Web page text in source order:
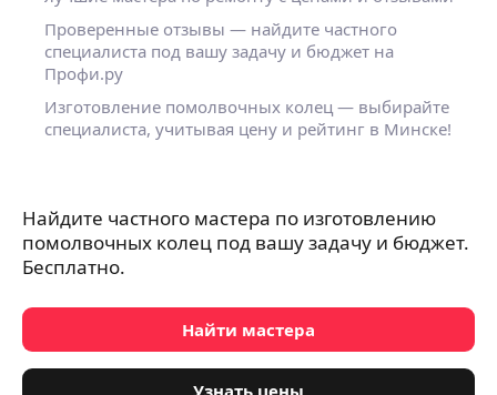
Проверенные отзывы — найдите частного
специалиста под вашу задачу и бюджет на
Профи.ру
Изготовление помолвочных колец — выбирайте
специалиста, учитывая цену и рейтинг в Минске!
Найдите частного мастера по изготовлению
помолвочных колец под вашу задачу и бюджет.
Бесплатно.
Найти мастера
Узнать цены